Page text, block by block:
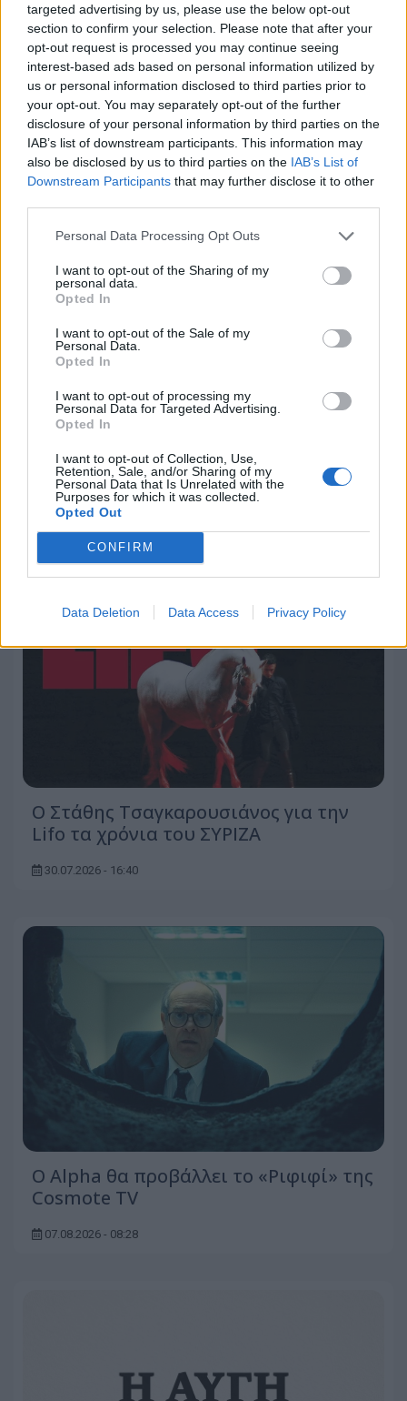
targeted advertising by us, please use the below opt-out
section to confirm your selection. Please note that after your
opt-out request is processed you may continue seeing
interest-based ads based on personal information utilized by
us or personal information disclosed to third parties prior to
your opt-out. You may separately opt-out of the further
disclosure of your personal information by third parties on the
IAB’s list of downstream participants. This information may
also be disclosed by us to third parties on the IAB’s List of
Downstream Participants that may further disclose it to other
Personal Data Processing Opt Outs
I want to opt-out of the Sharing of my
personal data.
Opted In
I want to opt-out of the Sale of my
Personal Data.
Opted In
I want to opt-out of processing my
Personal Data for Targeted Advertising.
Opted In
I want to opt-out of Collection, Use,
Retention, Sale, and/or Sharing of my
Personal Data that Is Unrelated with the
Purposes for which it was collected.
Opted Out
CONFIRM
Data Deletion Data Access Privacy Policy
Δείτε τo αστείο και γραφικό (τότε)
ρεπορτάζ της ΕΡΤ1, από το 1985, για
το «Rock in Athens»
26.07.2026 - 09:56
Η κρίση ταυτότητας στα Μέσα
το κοινό μεταναστεύει διαρκώς
27.07.2026 - 13:40
Ο Στάθης Τσαγκαρουσιάνος για την
Lifo τα χρόνια του ΣΥΡΙΖΑ
30.07.2026 - 16:40
Ο Alpha θα προβάλλει το «Ριφιφί» της
Cosmote TV
07.08.2026 - 08:28